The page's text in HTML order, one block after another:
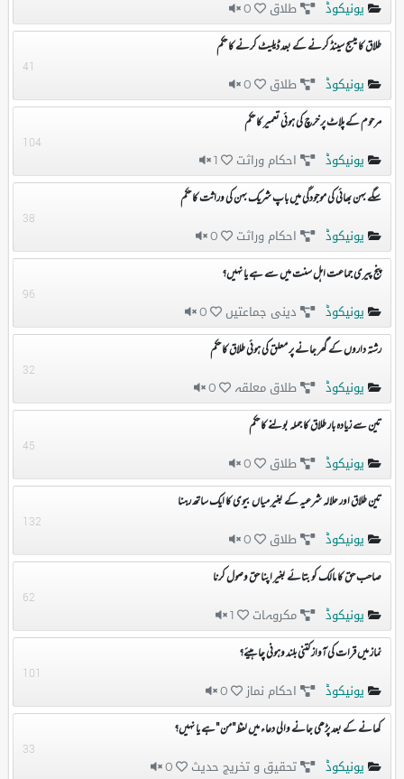
یونیکوڈ طلاق 0
طلاق کا میسج سینڈ کرنے کے بعد ڈیلیٹ کرنے کا حکم
یونیکوڈ طلاق 0
41
مرحوم کے پلاٹ پر خرچ کی ہوئی تعمیر کا حکم
یونیکوڈ احکام وراثت 1
104
سگے بہن بھائی کی موجودگی میں باپ شریک بہن کی وراثت کا حکم
یونیکوڈ احکام وراثت 0
38
پنج پیری جماعت اہل سنت میں سے ہے یا نہیں؟
یونیکوڈ دینی جماعتیں 0
96
رشتہ داروں کے گھر جانے پر معلق کی ہوئی طلاق کا حکم
یونیکوڈ طلاق معلقہ 0
32
تین سے زیادہ بار طلاق کا جملہ بولنے کا حکم
یونیکوڈ طلاق 0
45
تین طلاق اور حلالہ شرعیہ کے بغیر میاں بیوی کا ایک ساتھ رہنا
یونیکوڈ طلاق 0
132
صاحب حق کا مالک کو بتائے بغیر اپنا حق وصول کرنا
یونیکوڈ مکروہات 1
62
نماز میں قرات کی آواز کتنی بلند وہونی چاہیئے؟
یونیکوڈ احکام نماز 0
101
کھانے کے بعد پڑھی جانے والی دعاء میں لفظ "من "ہے یا نہیں؟
یونیکوڈ تحقیق و تخریج حدیث 0
33